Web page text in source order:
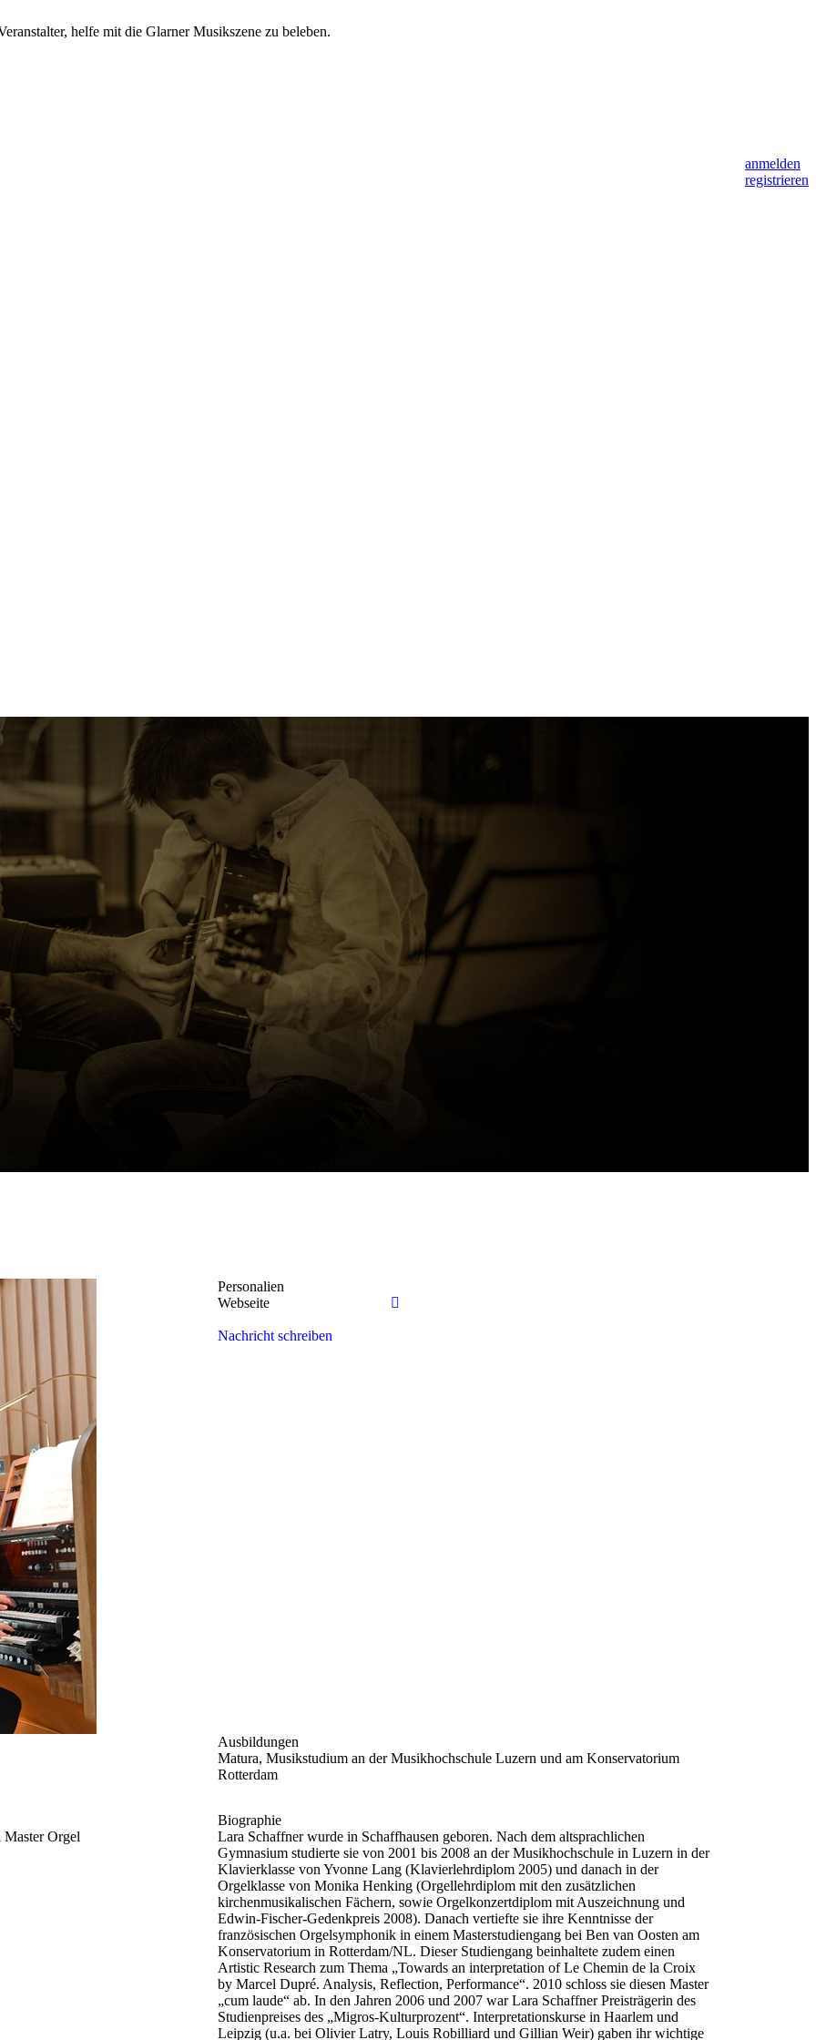
helfe mit die Glarner Musikszene zu beleben.
anmelden
registrieren
Personalien
Webseite
Nachricht schreiben
Ausbildungen
Matura, Musikstudium an der Musikhochschule Luzern und am Konservatorium
Rotterdam
Orgel
Biographie
Lara Schaffner wurde in Schaffhausen geboren. Nach dem altsprachlichen
Gymnasium studierte sie von 2001 bis 2008 an der Musikhochschule in Luzern in der
Klavierklasse von Yvonne Lang (Klavierlehrdiplom 2005) und danach in der
Orgelklasse von Monika Henking (Orgellehrdiplom mit den zusätzlichen
kirchenmusikalischen Fächern, sowie Orgelkonzertdiplom mit Auszeichnung und
Edwin-Fischer-Gedenkpreis 2008). Danach vertiefte sie ihre Kenntnisse der
französischen Orgelsymphonik in einem Masterstudiengang bei Ben van Oosten am
Konservatorium in Rotterdam/NL. Dieser Studiengang beinhaltete zudem einen
Artistic Research zum Thema „Towards an interpretation of Le Chemin de la Croix
by Marcel Dupré. Analysis, Reflection, Performance“. 2010 schloss sie diesen Master
„cum laude“ ab. In den Jahren 2006 und 2007 war Lara Schaffner Preisträgerin des
Studienpreises des „Migros-Kulturprozent“. Interpretationskurse in Haarlem und
Leipzig (u.a. bei Olivier Latry, Louis Robilliard und Gillian Weir) gaben ihr wichtige